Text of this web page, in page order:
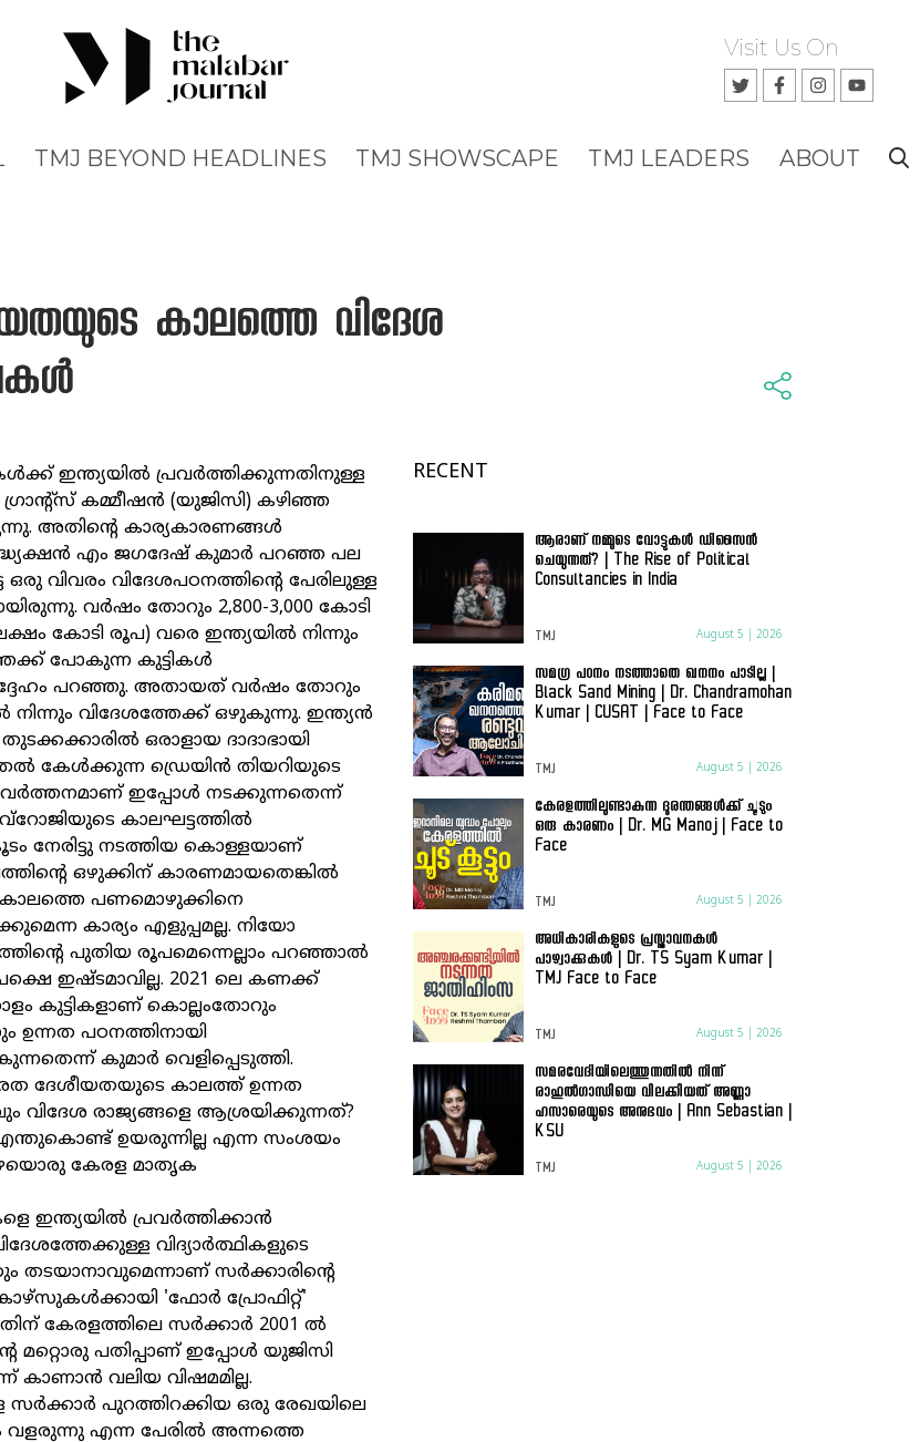
Visit Us On
TMJ BEYOND HEADLINES TMJ SHOWSCAPE TMJ LEADERS ABOUT
കാലത്തെ വിദേശ
ഇന്ത്യയില്‍ പ്രവര്‍ത്തിക്കുന്നതിനുള്ള
കമ്മീഷന്‍ (യുജിസി) കഴിഞ്ഞ
അതിന്റെ കാര്യകാരണങ്ങള്‍
എം ജഗദേഷ്‌ കുമാര്‍ പറഞ്ഞ പല
ഒരു വിവരം വിദേശപഠനത്തിന്റെ പേരിലുള്ള
വര്‍ഷം തോറും 2,800-3,000 കോടി
കോടി രൂപ) വരെ ഇന്ത്യയില്‍ നിന്നും
പോകുന്ന കുട്ടികള്‍
പറഞ്ഞു. അതായത്‌ വര്‍ഷം തോറും
വിദേശത്തേക്ക്‌ ഒഴുകുന്നു. ഇന്ത്യന്‍
ഒരാളായ ദാദാഭായി
കേള്‍ക്കുന്ന ഡ്രെയിന്‍ തിയറിയുടെ
ഇപ്പോള്‍ നടക്കുന്നതെന്ന്‌
കാലഘട്ടത്തില്‍
നേരിട്ടു നടത്തിയ കൊള്ളയാണ്‌
ഒഴുക്കിന്‌ കാരണമായതെങ്കില്‍
പണമൊഴുക്കിനെ
കാര്യം എളുപ്പമല്ല. നിയോ
പുതിയ രൂപമെന്നെല്ലാം പറഞ്ഞാല്‍
ഇഷ്ടമാവില്ല. 2021 ലെ കണക്ക്
കുട്ടികളാണ്‌ കൊല്ലംതോറും
ഉന്നത പഠനത്തിനായി
കുമാര്‍ വെളിപ്പെടുത്തി.
ദേശീയതയുടെ കാലത്ത്‌ ഉന്നത
വിദേശ രാജ്യങ്ങളെ ആശ്രയിക്കുന്നത്‌?
ഉയരുന്നില്ല എന്ന സംശയം
കേരള മാതൃക
ഇന്ത്യയില്‍ പ്രവര്‍ത്തിക്കാന്‍
വിദ്യാര്‍ത്ഥികളുടെ
സര്‍ക്കാരിന്റെ
'ഫോര്‍ പ്രോഫിറ്റ്‌'
കേരളത്തിലെ സര്‍ക്കാര്‍ 2001 ല്‍
മറ്റൊരു പതിപ്പാണ്‌ ഇപ്പോള്‍ യുജിസി
വലിയ വിഷമമില്ല.
സര്‍ക്കാര്‍ പുറത്തിറക്കിയ ഒരു രേഖയിലെ
വളരുന്നു എന്ന പേരില്‍ അന്നത്തെ
RECENT
ആരാണ് നമ്മുടെ വോട്ടുകൾ ഡിസൈൻ
ചെയുന്നത്? | The Rise of Political
Consultancies in India
TMJ August 5 | 2026
സമഗ്ര പഠനം നടത്താതെ ഖനനം പാടില്ല |
Black Sand Mining | Dr. Chandramohan
Kumar | CUSAT | Face to Face
TMJ August 5 | 2026
കേരളത്തിലുണ്ടാകുന്ന ദുരന്തങ്ങൾക്ക് ചൂടും
ഒരു കാരണം | Dr. MG Manoj | Face to
Face
TMJ August 5 | 2026
അധികാരികളുടെ പ്രസ്താവനകൾ
പാഴ്വാക്കുകൾ | Dr. TS Syam Kumar |
TMJ Face to Face
TMJ August 5 | 2026
സമരവേദിയിലെത്തുന്നതിൽ നിന്ന്
രാഹുൽഗാന്ധിയെ വിലക്കിയത് അണ്ണാ
ഹസാരെയുടെ അനുഭവം | Ann Sebastian |
KSU
TMJ August 5 | 2026